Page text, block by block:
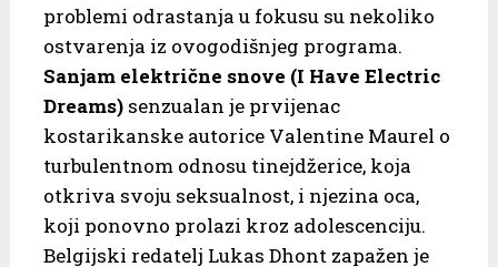
problemi odrastanja u fokusu su nekoliko
ostvarenja iz ovogodišnjeg programa.
Sanjam električne snove (I Have Electric
Dreams)senzualan je prvijenac
kostarikanske autorice Valentine Maurel o
turbulentnom odnosu tinejdžerice, koja
otkriva svoju seksualnost, i njezina oca,
koji ponovno prolazi kroz adolescenciju.
Belgijski redatelj Lukas Dhont zapažen je